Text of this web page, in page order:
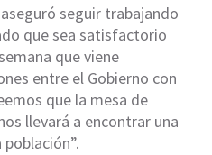
seguir trabajando
que sea satisfactorio
que viene
entre el Gobierno con
que la mesa de
llevará a encontrar una